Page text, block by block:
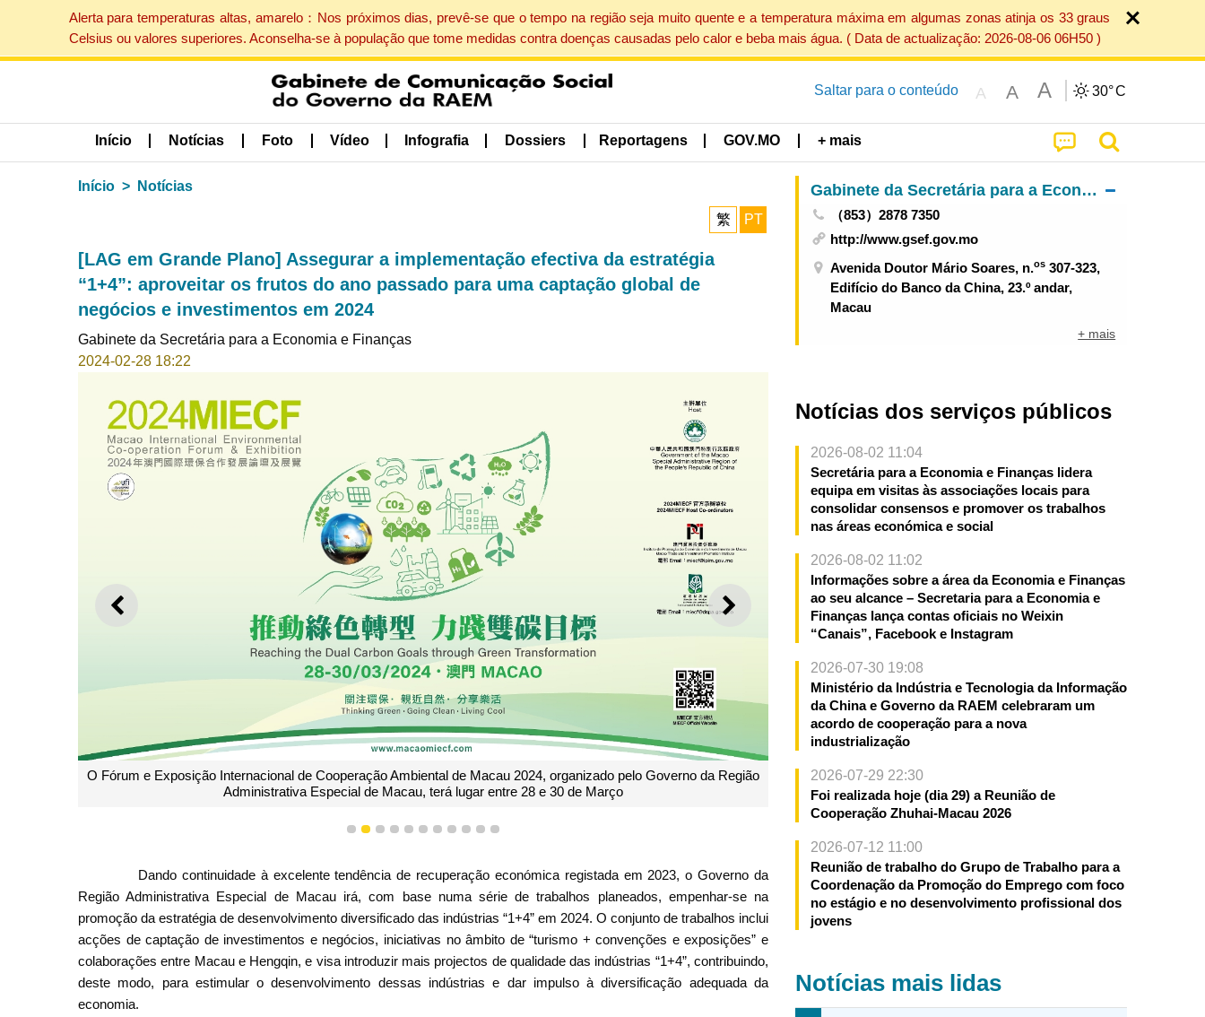
Alerta para temperaturas altas, amarelo：Nos próximos dias, prevê-se que o tempo na região seja muito quente e a temperatura máxima em algumas zonas atinja os 33 graus
Celsius ou valores superiores. Aconselha-se à população que tome medidas contra doenças causadas pelo calor e beba mais água. ( Data de actualização: 2026-08-06 06H50 )
Saltar para o conteúdo A A A 30°C
Início Notícias Foto Vídeo Infografia Dossiers Reportagens GOV.MO + mais
Início Notícias
繁 PT
[LAG em Grande Plano] Assegurar a implementação efectiva da estratégia
“1+4”: aproveitar os frutos do ano passado para uma captação global de
negócios e investimentos em 2024
Gabinete da Secretária para a Economia e Finanças
2024-02-28 18:22
ANTERIOR SEGUINTE
de Cooperação Ambiental de Macau 2024, organizado pelo Governo da Região
Especial de Macau, terá lugar entre 28 e 30 de Março
Tendo sucesso na licitação em Macau, a Conferência Ásia Pacífico da UFI 2024 decorrerá entre 7 e 8 de Março
1 2 3 4 5 6 7 8 9 1011
Dando continuidade à excelente tendência de recuperação económica registada em 2023, o Governo da
Região Administrativa Especial de Macau irá, com base numa série de trabalhos planeados, empenhar-se na
promoção da estratégia de desenvolvimento diversificado das indústrias “1+4” em 2024. O conjunto de trabalhos inclui
acções de captação de investimentos e negócios, iniciativas no âmbito de “turismo + convenções e exposições” e
colaborações entre Macau e Hengqin, e visa introduzir mais projectos de qualidade das indústrias “1+4”, contribuindo,
deste modo, para estimular o desenvolvimento dessas indústrias e dar impulso à diversificação adequada da
economia.
Gabinete da Secretária para a Economia e Finanças
（853）2878 7350
http://www.gsef.gov.mo
Avenida Doutor Mário Soares, n.os 307-323,
Edifício do Banco da China, 23.º andar,
Macau
+ mais
Notícias dos serviços públicos
2026-08-02 11:04
Secretária para a Economia e Finanças lidera
equipa em visitas às associações locais para
consolidar consensos e promover os trabalhos
nas áreas económica e social
2026-08-02 11:02
Informações sobre a área da Economia e Finanças
ao seu alcance – Secretaria para a Economia e
Finanças lança contas oficiais no Weixin
“Canais”, Facebook e Instagram
2026-07-30 19:08
Ministério da Indústria e Tecnologia da Informação
da China e Governo da RAEM celebraram um
acordo de cooperação para a nova
industrialização
2026-07-29 22:30
Foi realizada hoje (dia 29) a Reunião de
Cooperação Zhuhai-Macau 2026
2026-07-12 11:00
Reunião de trabalho do Grupo de Trabalho para a
Coordenação da Promoção do Emprego com foco
no estágio e no desenvolvimento profissional dos
jovens
Notícias mais lidas